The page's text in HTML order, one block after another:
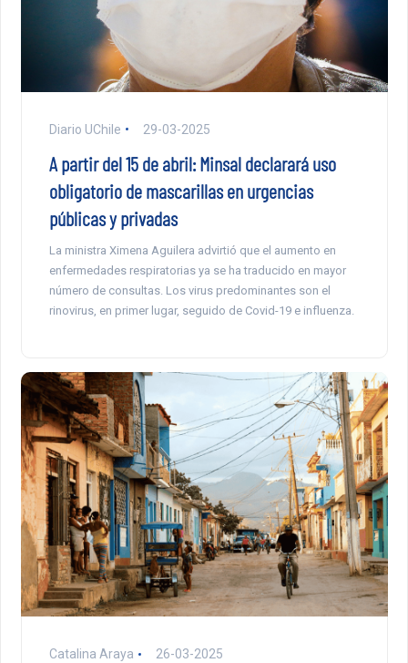
Diario UChile 29-03-2025
A partir del 15 de abril: Minsal declarará uso
obligatorio de mascarillas en urgencias
públicas y privadas
La ministra Ximena Aguilera advirtió que el aumento en
enfermedades respiratorias ya se ha traducido en mayor
número de consultas. Los virus predominantes son el
rinovirus, en primer lugar, seguido de Covid-19 e influenza.
Catalina Araya 26-03-2025